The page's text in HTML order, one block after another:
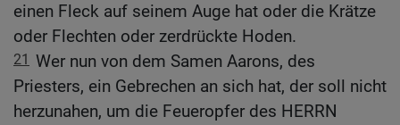
einen Fleck auf seinem Auge hat oder die Krätze
oder Flechten oder zerdrückte Hoden.
21 Wer nun von dem Samen Aarons, des
Priesters, ein Gebrechen an sich hat, der soll nicht
herzunahen, um die Feueropfer des HERRN